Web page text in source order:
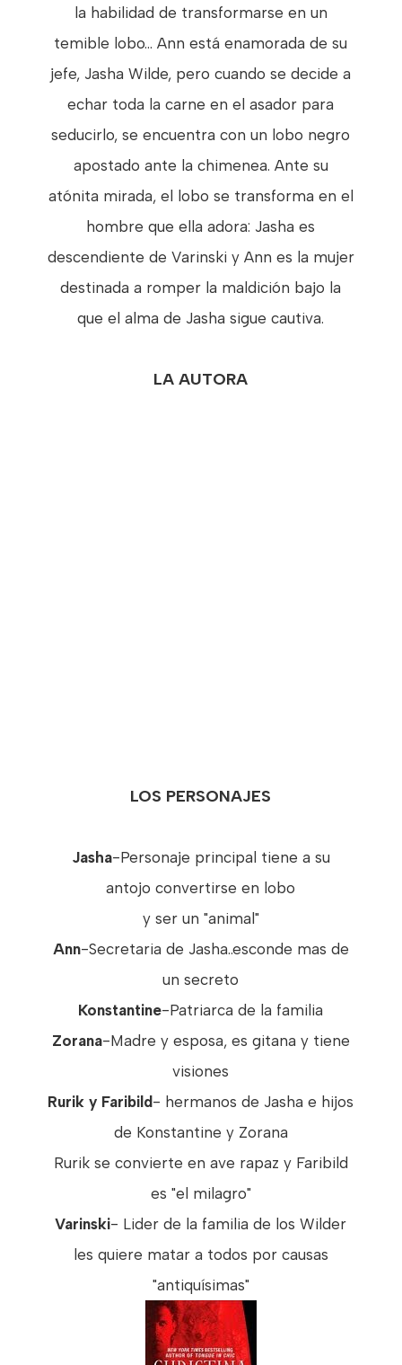
la habilidad de transformarse en un
temible lobo... Ann está enamorada de su
jefe, Jasha Wilde, pero cuando se decide a
echar toda la carne en el asador para
seducirlo, se encuentra con un lobo negro
apostado ante la chimenea. Ante su
atónita mirada, el lobo se transforma en el
hombre que ella adora: Jasha es
descendiente de Varinski y Ann es la mujer
destinada a romper la maldición bajo la
que el alma de Jasha sigue cautiva.
LA AUTORA
LOS PERSONAJES
Jasha-Personaje principal tiene a su
antojo convertirse en lobo
y ser un "animal"
Ann-Secretaria de Jasha..esconde mas de
un secreto
Konstantine-Patriarca de la familia
Zorana-Madre y esposa, es gitana y tiene
visiones
Rurik y Faribild- hermanos de Jasha e hijos
de Konstantine y Zorana
Rurik se convierte en ave rapaz y Faribild
es "el milagro"
Varinski- Lider de la familia de los Wilder
les quiere matar a todos por causas
"antiquísimas"